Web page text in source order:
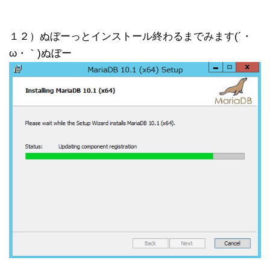
１２）ぬぼーっとインストール終わるまでみます(´・
ω・｀)ぬぼー